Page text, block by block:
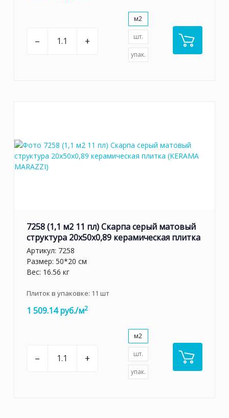
– +
м2
шт.
упак.
7258 (1,1 м2 11 пл) Скарпа серый матовый
структура 20x50x0,89 керамическая плитка
Артикул: 7258
Размер: 50*20 см
Вес: 16.56 кг
Плиток в упаковке: 11 шт
1 509.14 руб./м2
– +
м2
шт.
упак.